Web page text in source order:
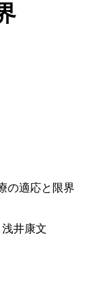
の適応と限界
井康文